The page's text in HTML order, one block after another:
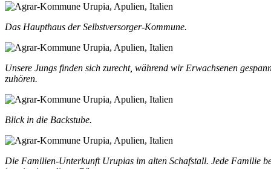
Das Haupthaus der Selbstversorger-Kommune.
Unsere Jungs finden sich zurecht, während wir Erwachsenen
zuhören.
Blick in die Backstube.
Die Familien-Unterkunft Urupias im alten Schafstall. Jede Familie